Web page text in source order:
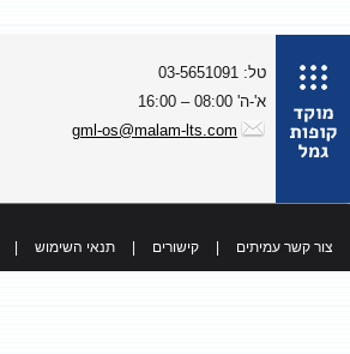
טל: 03-5651091
א'-ה' 08:00 – 16:00
gml-os@malam-lts.com
צור קשר עמיתים קישורים תנאי השימוש